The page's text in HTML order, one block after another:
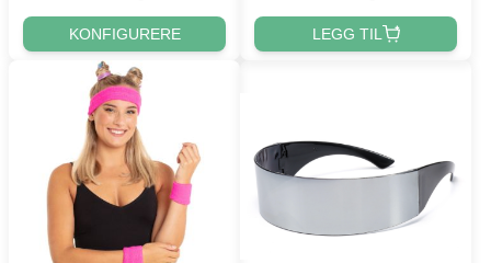
KONFIGURERE LEGG TIL